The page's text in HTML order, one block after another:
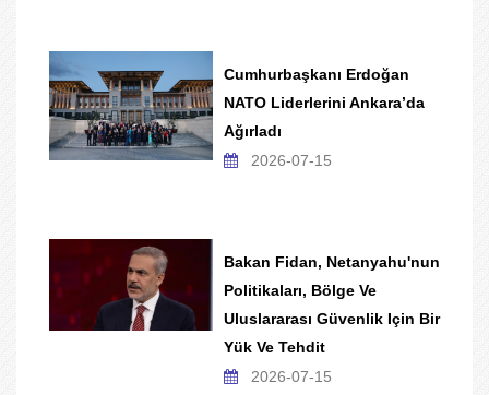
Cumhurbaşkanı Erdoğan
NATO Liderlerini Ankara’da
Ağırladı
2026-07-15
Bakan Fidan, Netanyahu'nun
Politikaları, Bölge Ve
Uluslararası Güvenlik Için Bir
Yük Ve Tehdit
2026-07-15